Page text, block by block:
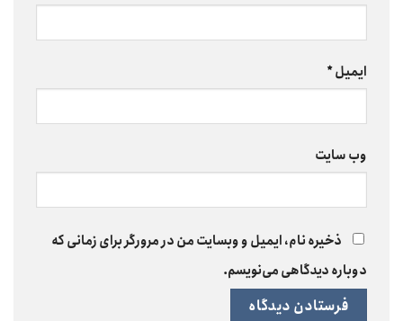
ایمیل*
وب‌ سایت
ذخیره نام، ایمیل و وبسایت من در مرورگر برای زمانی که
دوباره دیدگاهی می‌نویسم.